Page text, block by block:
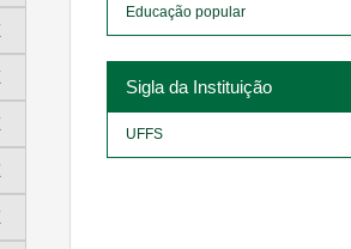
Educação popular
Sigla da Instituição
UFFS